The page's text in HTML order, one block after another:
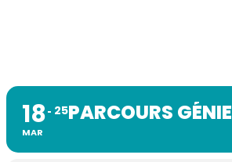
18
MAR
25PARCOURS GÉNIE